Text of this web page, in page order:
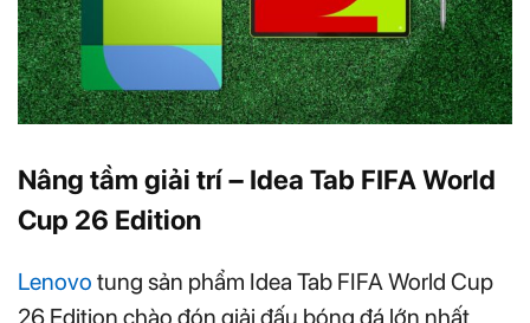
Nâng tầm giải trí – Idea Tab FIFA World
Cup 26 Edition
Lenovo tung sản phẩm Idea Tab FIFA World Cup
26 Edition chào đón giải đấu bóng đá lớn nhất